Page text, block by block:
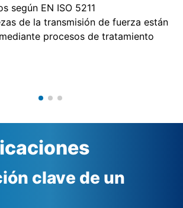
según EN ISO 5211
de la transmisión de fuerza están
procesos de tratamiento
clave de un